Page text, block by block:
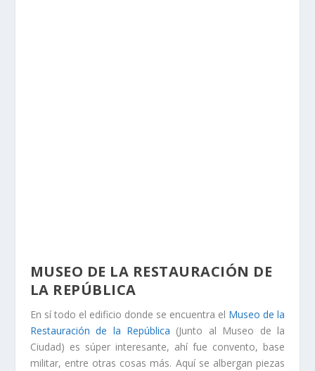
MUSEO DE LA RESTAURACIÓN DE
LA REPÚBLICA
En sí todo el edificio donde se encuentra el Museo de la
Restauración de la República (Junto al Museo de la
Ciudad) es súper interesante, ahí fue convento, base
militar, entre otras cosas más. Aquí se albergan piezas